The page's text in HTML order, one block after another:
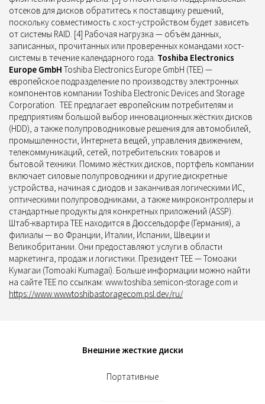
отсеков для дисков обратитесь к поставщику решений,
поскольку совместимость с хост-устройством будет зависеть
от системы RAID. [4] Рабочая нагрузка — объём данных,
записанных, прочитанных или проверенных командами хост-
системы в течение календарного года. Toshiba Electronics
Europe GmbH Toshiba Electronics Europe GmbH (TEE) —
европейское подразделение по производству электронных
компонентов компании Toshiba Electronic Devices and Storage
Corporation. TEE предлагает европейским потребителям и
предприятиям большой выбор инновационных жёстких дисков
(HDD), а также полупроводниковые решения для автомобилей,
промышленности, Интернета вещей, управления движением,
телекоммуникаций, сетей, потребительских товаров и
бытовой техники. Помимо жёстких дисков, портфель компании
включает силовые полупроводники и другие дискретные
устройства, начиная с диодов и заканчивая логическими ИС,
оптическими полупроводниками, а также микроконтроллеры и
стандартные продукты для конкретных приложений (ASSP).
Штаб-квартира TEE находится в Дюссельдорфе (Германия), а
филиалы — во Франции, Италии, Испании, Швеции и
Великобритании. Они предоставляют услуги в области
маркетинга, продаж и логистики. Президент TEE — Томоаки
Кумагаи (Tomoaki Kumagai). Больше информации можно найти
на сайте TEE по ссылкам: www.toshiba.semicon-storage.com и
https://www.wwwtoshibastoragecom.psl.dev/ru/
Внешние жесткие диски
Портативные